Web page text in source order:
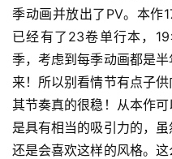
季动画并放出了PV。本作
已经有了23卷单行本，
季，考虑到每季动画都是
来！所以别看情节有点子
其节奏真的很稳！从本作
是具有相当的吸引力的，
还是会喜欢这样的风格。